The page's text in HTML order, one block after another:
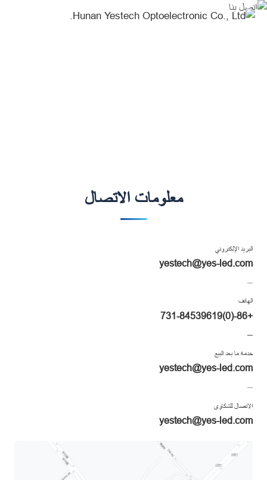
Contact
معلومات الاتصال
البريد الإلكتروني
yestech@yes-led.com
الهاتف
+86-(0)731-84539619
خدمة ما بعد البيع
yestech@yes-led.com
الاتصال للشكاوى
yestech@yes-led.com